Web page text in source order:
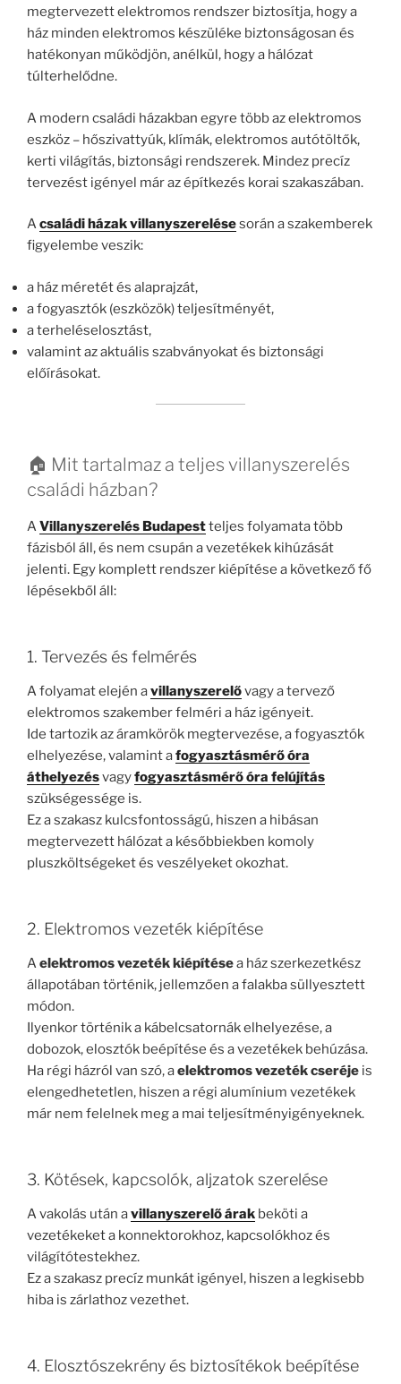
megtervezett elektromos rendszer biztosítja, hogy a
ház minden elektromos készüléke biztonságosan és
hatékonyan működjön, anélkül, hogy a hálózat
túlterhelődne.
A modern családi házakban egyre több az elektromos
eszköz – hőszivattyúk, klímák, elektromos autótöltők,
kerti világítás, biztonsági rendszerek. Mindez precíz
tervezést igényel már az építkezés korai szakaszában.
Acsaládi házak villanyszerelésesorán a szakemberek
figyelembe veszik:
a ház méretét és alaprajzát,
a fogyasztók (eszközök) teljesítményét,
a terheléselosztást,
valamint az aktuális szabványokat és biztonsági
előírásokat.
🏠 Mit tartalmaz a teljes villanyszerelés
családi házban?
AVillanyszerelés Budapestteljes folyamata több
fázisból áll, és nem csupán a vezetékek kihúzását
jelenti. Egy komplett rendszer kiépítése a következő fő
lépésekből áll:
1. Tervezés és felmérés
A folyamat elején avillanyszerelővagy a tervező
elektromos szakember felméri a ház igényeit.
Ide tartozik az áramkörök megtervezése, a fogyasztók
elhelyezése, valamint afogyasztásmérő óra
áthelyezésvagyfogyasztásmérő óra felújítás
szükségessége is.
Ez a szakasz kulcsfontosságú, hiszen a hibásan
megtervezett hálózat a későbbiekben komoly
pluszköltségeket és veszélyeket okozhat.
2. Elektromos vezeték kiépítése
Aelektromos vezeték kiépítésea ház szerkezetkész
állapotában történik, jellemzően a falakba süllyesztett
módon.
Ilyenkor történik a kábelcsatornák elhelyezése, a
dobozok, elosztók beépítése és a vezetékek behúzása.
Ha régi házról van szó, aelektromos vezeték cseréje is
elengedhetetlen, hiszen a régi alumínium vezetékek
már nem felelnek meg a mai teljesítményigényeknek.
3. Kötések, kapcsolók, aljzatok szerelése
A vakolás után avillanyszerelő árak beköti a
vezetékeket a konnektorokhoz, kapcsolókhoz és
világítótestekhez.
Ez a szakasz precíz munkát igényel, hiszen a legkisebb
hiba is zárlathoz vezethet.
4. Elosztószekrény és biztosítékok beépítése